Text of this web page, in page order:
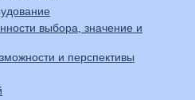
выбора, значение и
и перспективы